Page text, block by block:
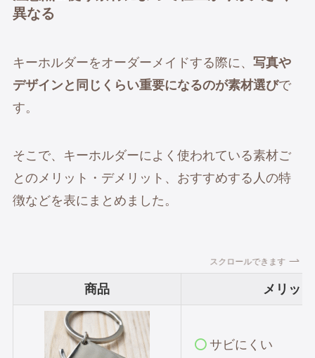
異なる
キーホルダーをオーダーメイドする際に、 写真や
デザインと同じくらい重要になるのが素材選びで
す。
そこで、キーホルダーによく使われている素材ご
とのメリット・デメリット、おすすめする人の特
徴などを表にまとめました。
スクロールできます
商品 メリッ
サビにくい